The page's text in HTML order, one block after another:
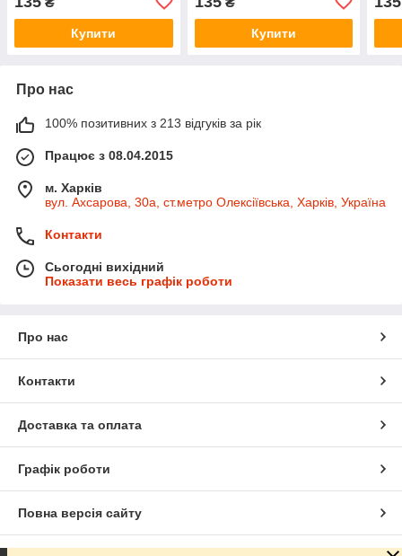
Купити Купити
Про нас
100% позитивних з 213 відгуків за рік
Працює з 08.04.2015
м. Харків
вул. Ахсарова, 30а, ст.метро Олексіївська, Харків, Україна
Контакти
Сьогодні вихідний
Показати весь графік роботи
Про нас
Контакти
Доставка та оплата
Графік роботи
Повна версія сайту